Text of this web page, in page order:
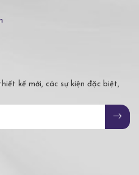
kế mới, các sự kiện đặc biệt,